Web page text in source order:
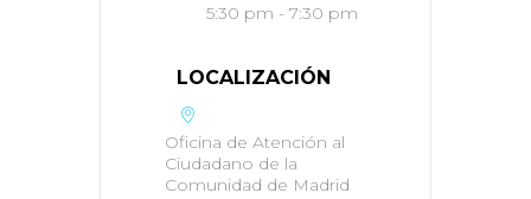
5:30 pm - 7:30 pm
LOCALIZACIÓN
Oficina de Atención al
Ciudadano de la
Comunidad de Madrid